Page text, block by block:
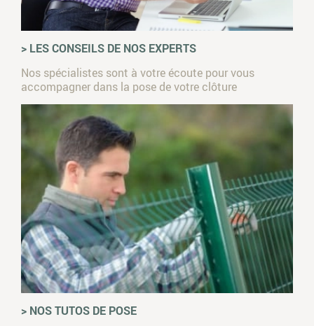
> LES CONSEILS DE NOS EXPERTS
Nos spécialistes sont à votre écoute pour vous
accompagner dans la pose de votre clôture
> NOS TUTOS DE POSE